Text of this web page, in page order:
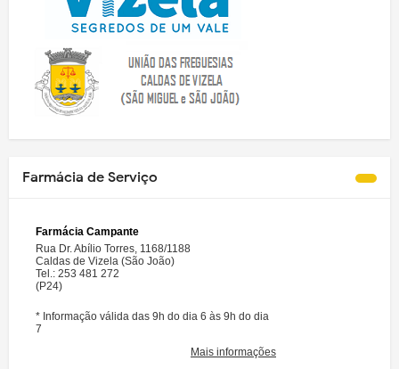
Farmácia de Serviço